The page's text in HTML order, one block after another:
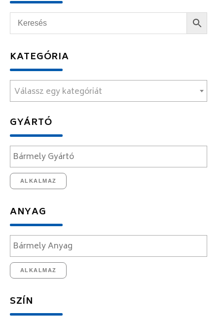
KATEGÓRIA
Válassz egy kategóriát
GYÁRTÓ
ALKALMAZ
ANYAG
ALKALMAZ
SZÍN